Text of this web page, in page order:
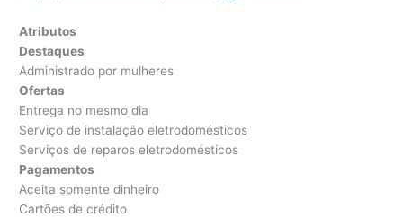
Atributos
Destaques
Administrado por mulheres
Ofertas
Entrega no mesmo dia
Serviço de instalação eletrodomésticos
Serviços de reparos eletrodomésticos
Pagamentos
Aceita somente dinheiro
Cartões de crédito